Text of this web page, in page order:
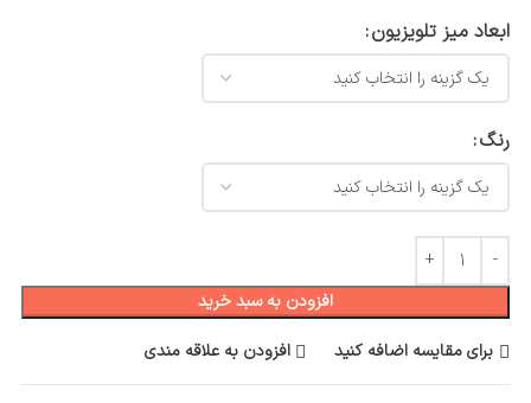
ابعاد میز تلویزیون
رنگ
افزودن به سبد خرید
برای مقایسه اضافه کنید
افزودن به علاقه مندی